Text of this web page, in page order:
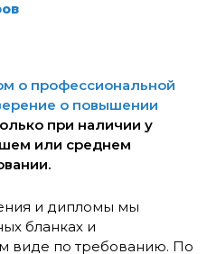
о профессиональной
о повышении
при наличии у
или среднем
и дипломы мы
бланках и
виде по требованию. По